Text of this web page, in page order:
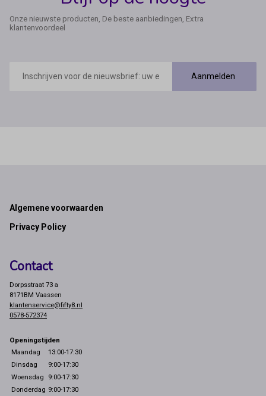
Onze nieuwste producten, De beste aanbiedingen, Extra
klantenvoordeel
mailadres
Aanmelden
Footer
Algemene voorwaarden
Privacy Policy
Contact
Dorpsstraat 73 a
8171BM Vaassen
klantenservice@fifty8.nl
0578-572374
Openingstijden
Maandag
13:00-17:30
Dinsdag
9:00-17:30
Woensdag
9:00-17:30
Donderdag 9:00-17:30